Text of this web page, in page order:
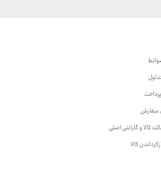
سفارش
کالا و گارانتی اصلی
کالا